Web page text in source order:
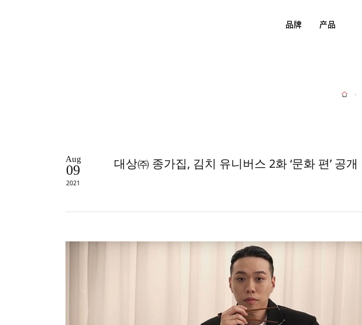
品牌 产品
Home
Aug
09
2021
대상㈜ 종가집, 김치 유니버스 2화 ‘문화 편’ 공개